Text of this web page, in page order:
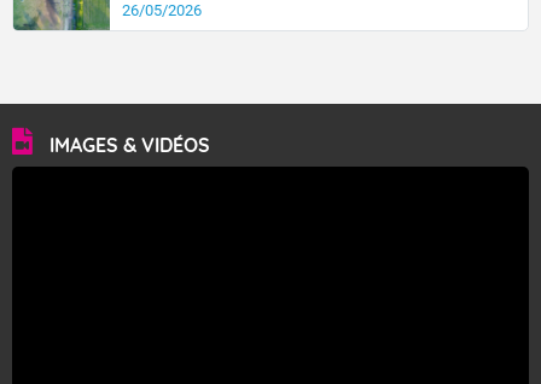
26/05/2026
IMAGES & VIDÉOS